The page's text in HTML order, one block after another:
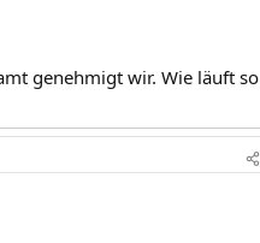
genehmigt wir. Wie läuft so